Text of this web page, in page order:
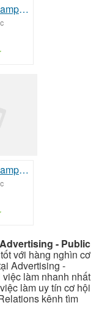
Retargeting Campaign Manager
Retargeting Campaign Manager
Advertising - Public
với hàng nghìn cơ
Advertising -
làm nhanh nhất
làm uy tín cơ hội
kênh tìm